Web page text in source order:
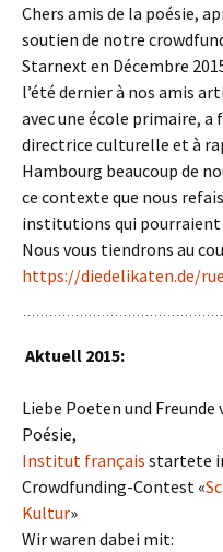
Chers amis de la poésie,
soutien de notre
Starnext en Décembre
l’été dernier à nos amis
avec une école primaire, a
directrice culturelle et à
Hambourg beaucoup de
ce contexte que nous
institutions qui
Nous vous tiendrons au
https://diedelikaten.de/
Aktuell 2015:
Liebe Poeten und Freunde
Poésie,
Institut français startete
Crowdfunding-Contest «
Kultur»
Wir waren dabei mit: